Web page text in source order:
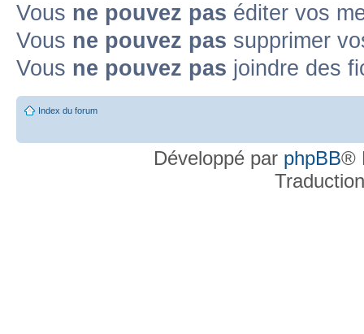
Annonce lue Annonce lue fermée Annonce lue fermée dans laquelle
Annonce non lue Annonce non lue fermée Annonce non lue fermée
Vous ne pouvez pas éditer vos
Vous ne pouvez pas supprimer
Vous ne pouvez pas joindre des
Index du forum
Développé par phpBB®